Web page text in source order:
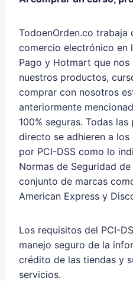
TodoenOrden.co
comercio electrónico en
Pago y Hotmart que nos
nuestros productos,
comprar con nosotros
anteriormente
100% seguras. Todas
directo se adhieren a
por PCI-DSS como lo
Normas de Seguridad
conjunto de marcas
American Express y
Los requisitos del PCI-
manejo seguro de la
crédito de las tiendas y
servicios.